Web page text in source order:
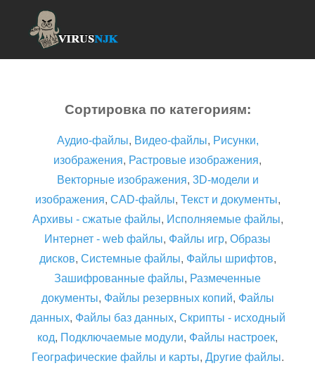
Сортировка по категориям:
Аудио-файлы, Видео-файлы, Рисунки,
изображения, Растровые изображения,
Векторные изображения, 3D-модели и
изображения, CAD-файлы, Текст и документы,
Архивы - сжатые файлы, Исполняемые файлы,
Интернет - web файлы, Файлы игр, Образы
дисков, Системные файлы, Файлы шрифтов,
Зашифрованные файлы, Размеченные
документы, Файлы резервных копий, Файлы
данных, Файлы баз данных, Скрипты - исходный
код, Подключаемые модули, Файлы настроек,
Географические файлы и карты, Другие файлы.